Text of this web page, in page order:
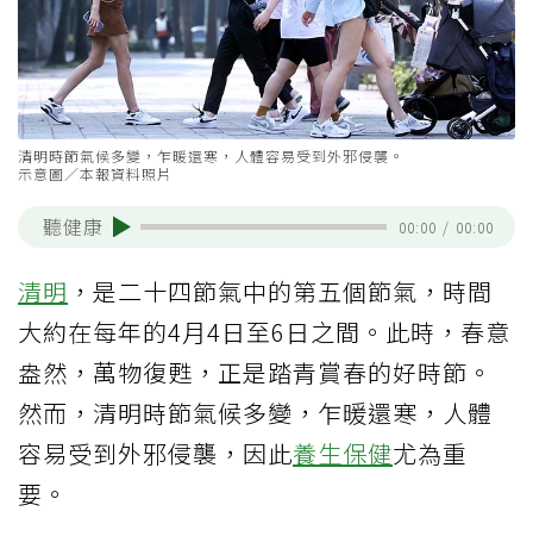
清明時節氣候多變，乍暖還寒，人體容易受到外邪侵襲。
示意圖／本報資料照片
聽健康 00:00 / 00:00
清明 ，是二十四節氣中的第五個節氣，時間
大約在每年的4月4日至6日之間。此時，春意
盎然，萬物復甦，正是踏青賞春的好時節。
然而，清明時節氣候多變，乍暖還寒，人體
容易受到外邪侵襲，因此養生保健尤為重
要。